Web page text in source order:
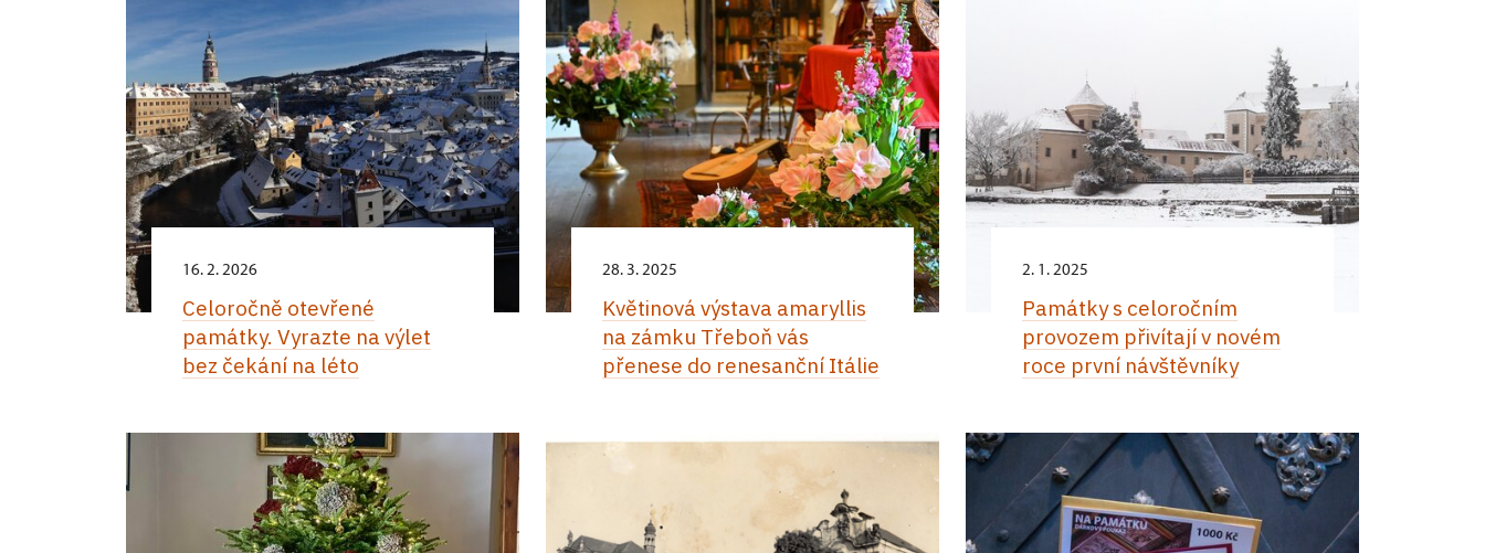
16. 2. 2026
Celoročně otevřené
památky. Vyrazte na výlet
bez čekání na léto
28. 3. 2025
Květinová výstava amaryllis
na zámku Třeboň vás
přenese do renesanční Itálie
2. 1. 2025
Památky s celoročním
provozem přivítají v novém
roce první návštěvníky